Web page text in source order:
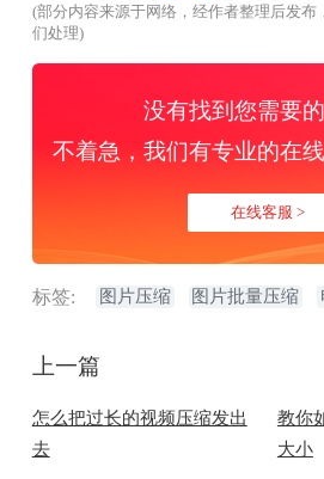
(部分内容来源于网络，经作者整理后发布
们处理)
没有找到您需要
不着急，我们有专业的在
在线客服 >
标签: 图片压缩 图片批量压缩
上一篇
怎么把过长的视频压缩发出
去
教你
大小